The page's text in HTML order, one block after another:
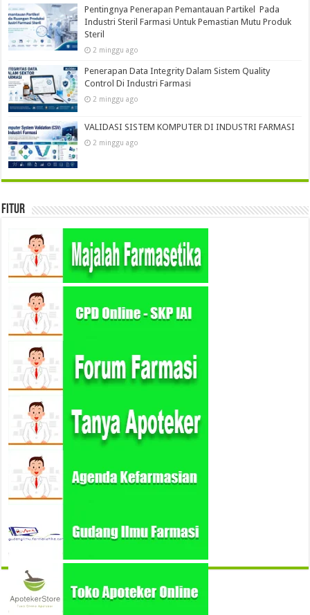
Pentingnya Penerapan Pemantauan Partikel Pada
Industri Steril Farmasi Untuk Pemastian Mutu Produk
Steril
2 minggu ago
Penerapan Data Integrity Dalam Sistem Quality
Control Di Industri Farmasi
2 minggu ago
VALIDASI SISTEM KOMPUTER DI INDUSTRI FARMASI
2 minggu ago
Fitur